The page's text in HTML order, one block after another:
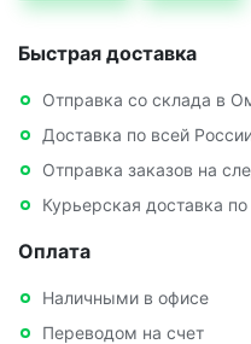
Быстрая доставка
Отправка со склада в
Доставка по всей
Отправка заказов на
Курьерская доставка
Оплата
Наличными в офисе
Переводом на счет